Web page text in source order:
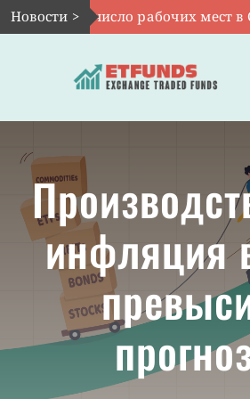
Skip
to
Новости >
7:VOO: число рабочих мест в
ГЛАВНАЯ
ЧТО ТАКОЕ ETF
ИНВЕСТИЦИИ В ETF
ТЕМАТИЧЕСКИЕ ETF
АКТУАЛЬНЫЕ
инфляция